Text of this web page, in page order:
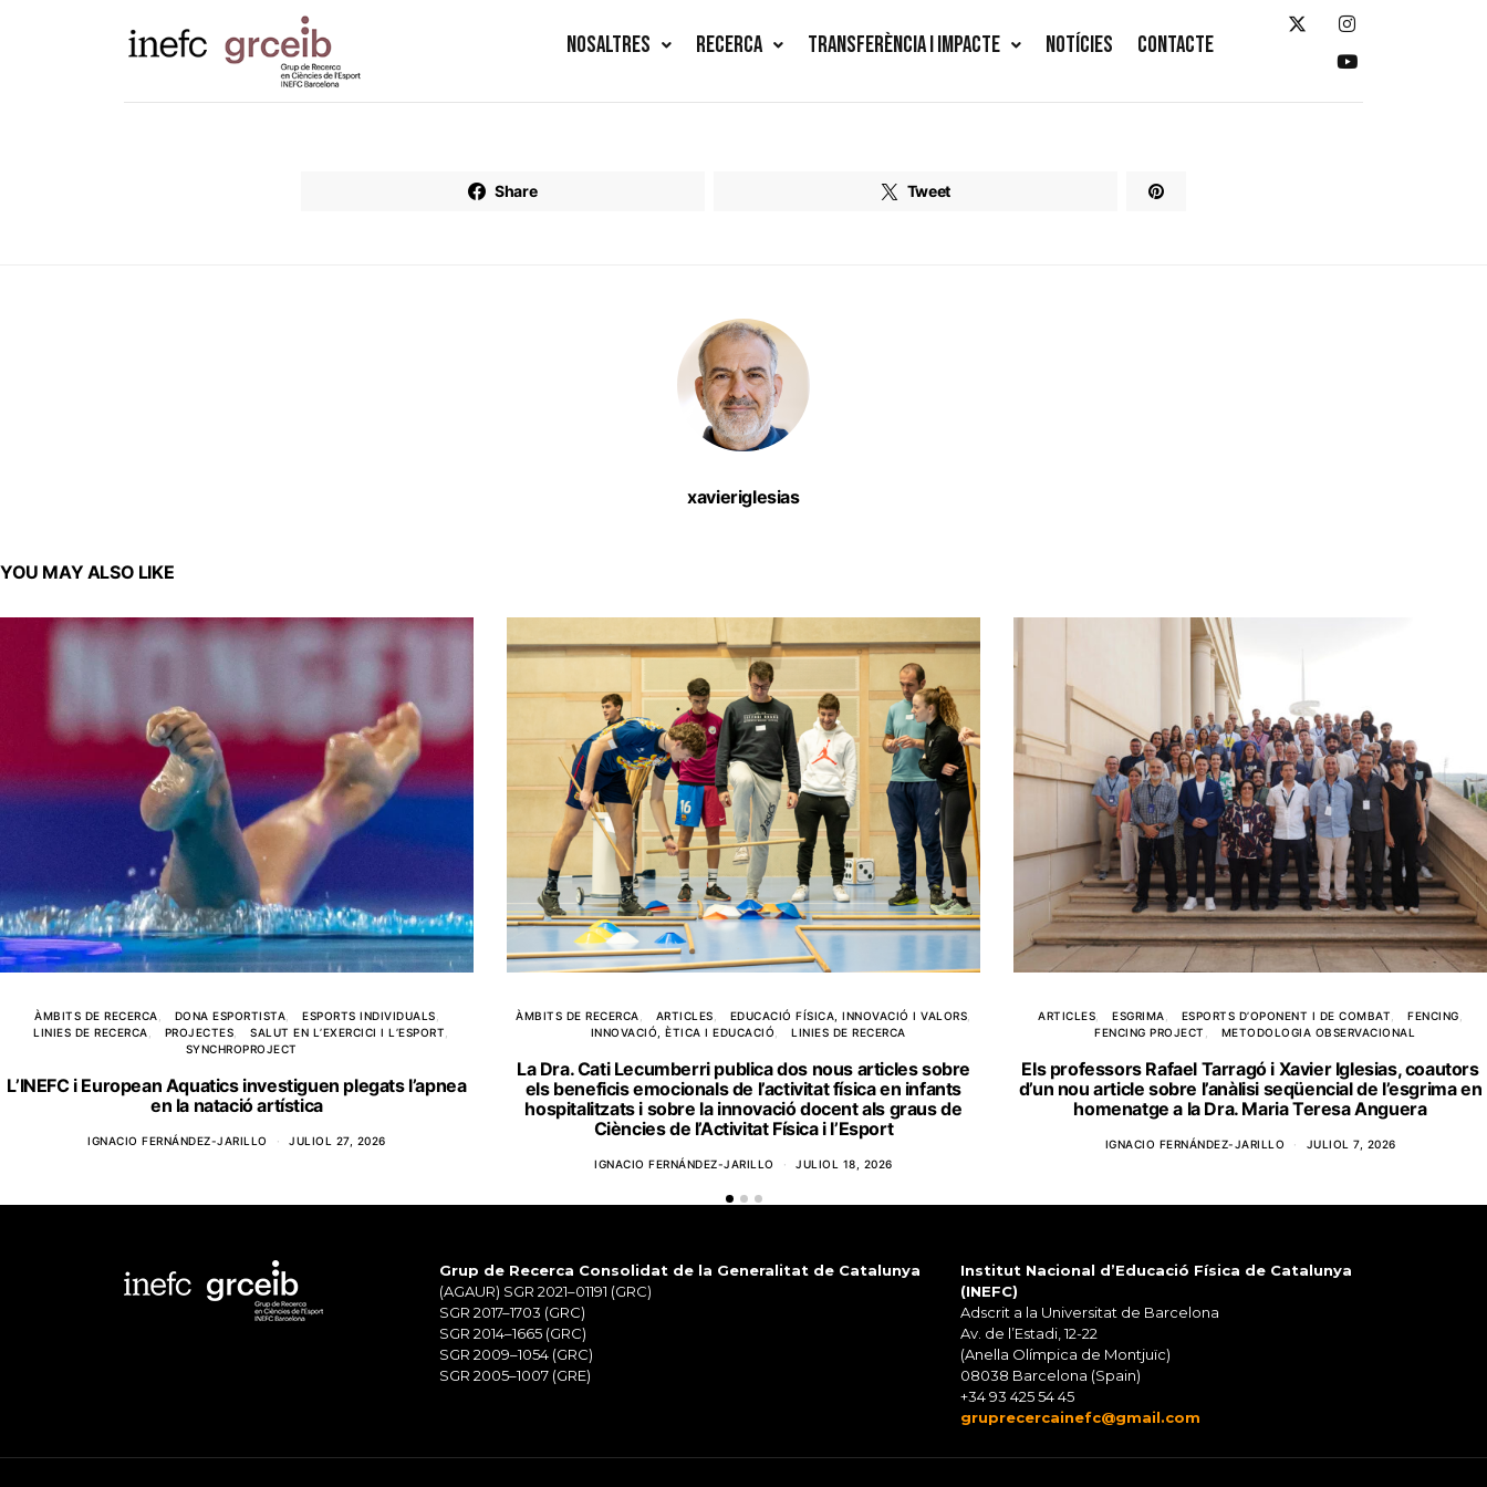
NOSALTRES RECERCA TRANSFERÈNCIA I IMPACTE NOTÍCIES CONTACTE
Share Tweet
xavieriglesias
YOU MAY ALSO LIKE
ÀMBITS DE RECERCA DONA ESPORTISTA
ESPORTS INDIVIDUALS
LINIES DE RECERCA
PROJECTES
SALUT EN L’EXERCICI I L’ESPORT
SYNCHROPROJECT
L’INEFC i European Aquatics investiguen plegats l’apnea
en la natació artística
IGNACIO FERNÁNDEZ-JARILLO JULIOL 27, 2026
ÀMBITS DE RECERCA ARTICLES
EDUCACIÓ FÍSICA, INNOVACIÓ I VALORS
INNOVACIÓ, ÈTICA I EDUCACIÓ
LINIES DE RECERCA
La Dra. Cati Lecumberri publica dos nous articles sobre
els beneficis emocionals de l’activitat física en infants
hospitalitzats i sobre la innovació docent als graus de
Ciències de l’Activitat Física i l’Esport
IGNACIO FERNÁNDEZ-JARILLO JULIOL 18, 2026
ARTICLES ESGRIMA ESPORTS D’OPONENT I DE COMBAT
FENCING
FENCING PROJECT
METODOLOGIA OBSERVACIONAL
Els professors Rafael Tarragó i Xavier Iglesias, coautors
d’un nou article sobre l’anàlisi seqüencial de l’esgrima en
homenatge a la Dra. Maria Teresa Anguera
IGNACIO FERNÁNDEZ-JARILLO JULIOL 7, 2026
Grup de Recerca Consolidat de la Generalitat de Catalunya
(AGAUR) SGR 2021–01191 (GRC)
SGR 2017–1703 (GRC)
SGR 2014–1665 (GRC)
SGR 2009–1054 (GRC)
SGR 2005–1007 (GRE)
Institut Nacional d’Educació Física de Catalunya
(INEFC)
Adscrit a la Universitat de Barcelona
Av. de l’Estadi, 12-22
(Anella Olímpica de Montjuïc)
08038 Barcelona (Spain)
+34 93 425 54 45
gruprecercainefc@gmail.com